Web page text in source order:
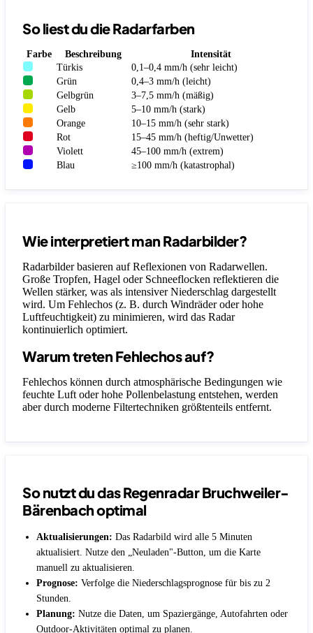
So liest du die Radarfarben
Farbe Beschreibung
Intensität
Türkis
0,1–0,4 mm/h (sehr leicht)
Grün
0,4–3 mm/h (leicht)
Gelbgrün
3–7,5 mm/h (mäßig)
Gelb
5–10 mm/h (stark)
Orange
10–15 mm/h (sehr stark)
Rot
15–45 mm/h (heftig/Unwetter)
Violett
45–100 mm/h (extrem)
Blau
≥100 mm/h (katastrophal)
Wie interpretiert man Radarbilder?
Radarbilder basieren auf Reflexionen von Radarwellen.
Große Tropfen, Hagel oder Schneeflocken reflektieren die
Wellen stärker, was als intensiver Niederschlag dargestellt
wird. Um Fehlechos (z. B. durch Windräder oder hohe
Luftfeuchtigkeit) zu minimieren, wird das Radar
kontinuierlich optimiert.
Warum treten Fehlechos auf?
Fehlechos können durch atmosphärische Bedingungen wie
feuchte Luft oder hohe Pollenbelastung entstehen, werden
aber durch moderne Filtertechniken größtenteils entfernt.
So nutzt du das Regenradar Bruchweiler-
Bärenbach optimal
Aktualisierungen: Das Radarbild wird alle 5 Minuten
aktualisiert. Nutze den „Neuladen"-Button, um die Karte
manuell zu aktualisieren.
Prognose: Verfolge die Niederschlagsprognose für bis zu 2
Stunden.
Planung: Nutze die Daten, um Spaziergänge, Autofahrten oder
Outdoor-Aktivitäten optimal zu planen.